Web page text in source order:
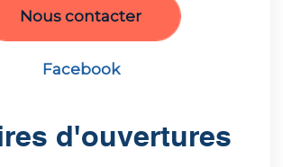
Nous contacter
Facebook
d'ouvertures